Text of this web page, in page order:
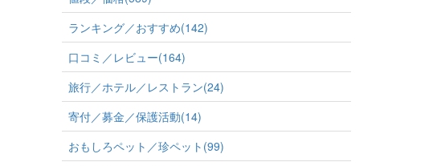
ランキング／おすすめ(142)
口コミ／レビュー(164)
旅行／ホテル／レストラン(24)
寄付／募金／保護活動(14)
おもしろペット／珍ペット(99)